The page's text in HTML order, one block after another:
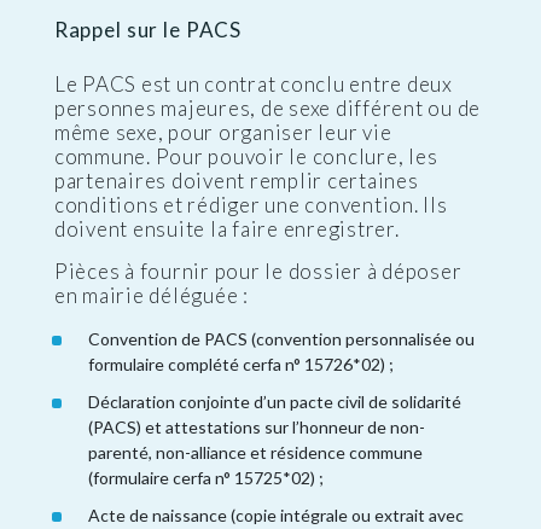
Rappel sur le PACS
Le PACS est un contrat conclu entre deux
personnes majeures, de sexe différent ou de
même sexe, pour organiser leur vie
commune. Pour pouvoir le conclure, les
partenaires doivent remplir certaines
conditions et rédiger une convention. Ils
doivent ensuite la faire enregistrer.
Pièces à fournir pour le dossier à déposer
en mairie déléguée :
Convention de PACS (convention personnalisée ou
formulaire complété cerfa n° 15726*02) ;
Déclaration conjointe d’un pacte civil de solidarité
(PACS) et attestations sur l’honneur de non-
parenté, non-alliance et résidence commune
(formulaire cerfa n° 15725*02) ;
Acte de naissance (copie intégrale ou extrait avec